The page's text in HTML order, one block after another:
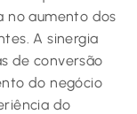
no aumento dos
A sinergia
de conversão
do negócio
do